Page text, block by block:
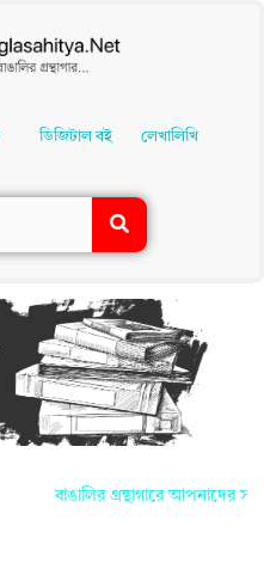
ডিজিটাল বই লেখালিখি
বাঙালির গ্রন্থাগারে আপনাদের সকলকে